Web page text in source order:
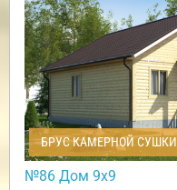
БРУС КАМЕРНОЙ СУШКИ
№86 Дом 9х9